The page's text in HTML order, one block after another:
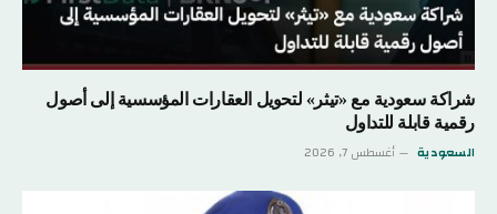
شراكة سعودية مع «تيثر» لتحويل العقارات المؤسسية إلى أصول
رقمية قابلة للتداول
السعودية أغسطس 7, 2026